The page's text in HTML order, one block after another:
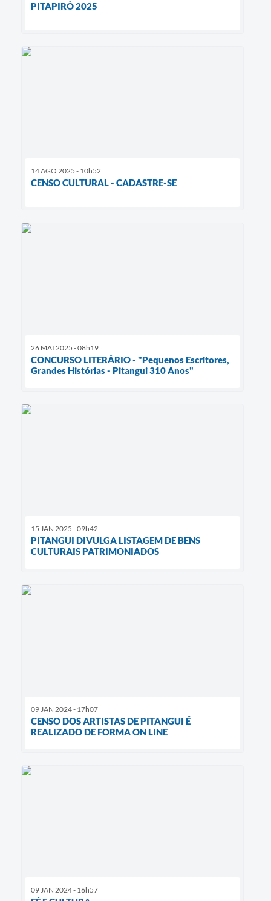
PITAPIRÔ 2025
14 AGO 2025 - 10h52
CENSO CULTURAL - CADASTRE-SE
26 MAI 2025 - 08h19
CONCURSO LITERÁRIO - "Pequenos Escritores,
Grandes Histórias - Pitangui 310 Anos"
15 JAN 2025 - 09h42
PITANGUI DIVULGA LISTAGEM DE BENS
CULTURAIS PATRIMONIADOS
09 JAN 2024 - 17h07
CENSO DOS ARTISTAS DE PITANGUI É
REALIZADO DE FORMA ON LINE
09 JAN 2024 - 16h57